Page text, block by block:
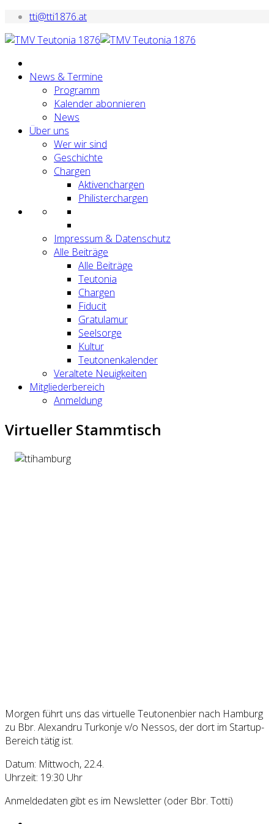
tti@tti1876.at
News & Termine
Programm
Kalender abonnieren
News
Über uns
Wer wir sind
Geschichte
Chargen
Aktivenchargen
Philisterchargen
Impressum & Datenschutz
Alle Beiträge
Alle Beiträge
Teutonia
Chargen
Fiducit
Gratulamur
Seelsorge
Kultur
Teutonenkalender
Veraltete Neuigkeiten
Mitgliederbereich
Anmeldung
Virtueller Stammtisch
Morgen führt uns das virtuelle Teutonenbier nach Hamburg
zu Bbr. Alexandru Turkonje v/o Nessos, der dort im Startup-
Bereich tätig ist.
Datum: Mittwoch, 22.4.
Uhrzeit: 19:30 Uhr
Anmeldedaten gibt es im Newsletter (oder Bbr. Totti)